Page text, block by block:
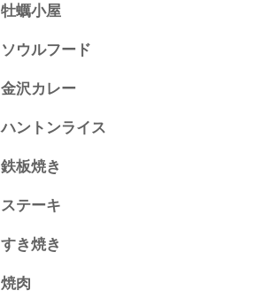
牡蠣小屋
ソウルフード
金沢カレー
ハントンライス
鉄板焼き
ステーキ
すき焼き
焼肉